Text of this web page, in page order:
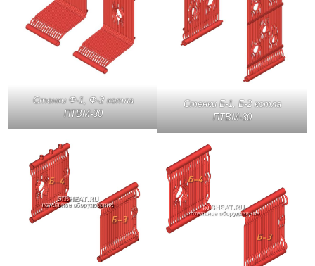
Стенки Ф-1, Ф-2 котла
ПТВМ-30
Стенки Б-1, Б-2 котла
ПТВМ-30